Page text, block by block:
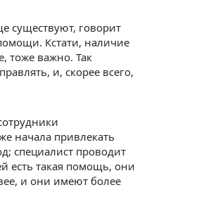
существуют, говорит
Кстати, наличие
тоже важно. Так
и, скорее всего,
начала привлекать
специалист проводит
есть такая помощь, они
и они имеют более